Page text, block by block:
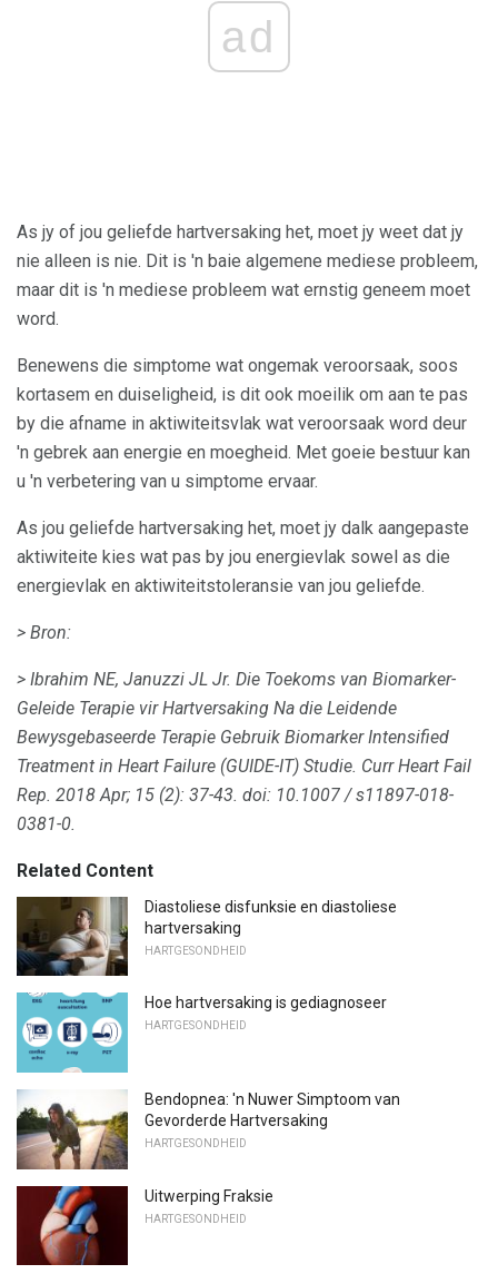
ad
As jy of jou geliefde hartversaking het, moet jy weet dat jy
nie alleen is nie. Dit is 'n baie algemene mediese probleem,
maar dit is 'n mediese probleem wat ernstig geneem moet
word.
Benewens die simptome wat ongemak veroorsaak, soos
kortasem en duiseligheid, is dit ook moeilik om aan te pas
by die afname in aktiwiteitsvlak wat veroorsaak word deur
'n gebrek aan energie en moegheid. Met goeie bestuur kan
u 'n verbetering van u simptome ervaar.
As jou geliefde hartversaking het, moet jy dalk aangepaste
aktiwiteite kies wat pas by jou energievlak sowel as die
energievlak en aktiwiteitstoleransie van jou geliefde.
> Bron:
> Ibrahim NE, Januzzi JL Jr. Die Toekoms van Biomarker-
Geleide Terapie vir Hartversaking Na die Leidende
Bewysgebaseerde Terapie Gebruik Biomarker Intensified
Treatment in Heart Failure (GUIDE-IT) Studie. Curr Heart Fail
Rep. 2018 Apr; 15 (2): 37-43. doi: 10.1007 / s11897-018-
0381-0.
Related Content
Diastoliese disfunksie en diastoliese
hartversaking
HARTGESONDHEID
Hoe hartversaking is gediagnoseer
HARTGESONDHEID
Bendopnea: 'n Nuwer Simptoom van
Gevorderde Hartversaking
HARTGESONDHEID
Uitwerping Fraksie
HARTGESONDHEID